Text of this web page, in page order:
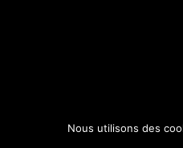
Nous utilisons des